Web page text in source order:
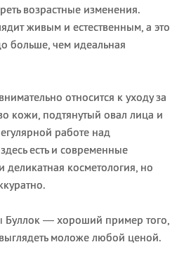
возрастные изменения.
живым и естественным, а это
больше, чем идеальная
относится к уходу за
кожи, подтянутый овал лица и
работе над
есть и современные
косметология, но
Буллок — хороший пример того,
моложе любой ценой.